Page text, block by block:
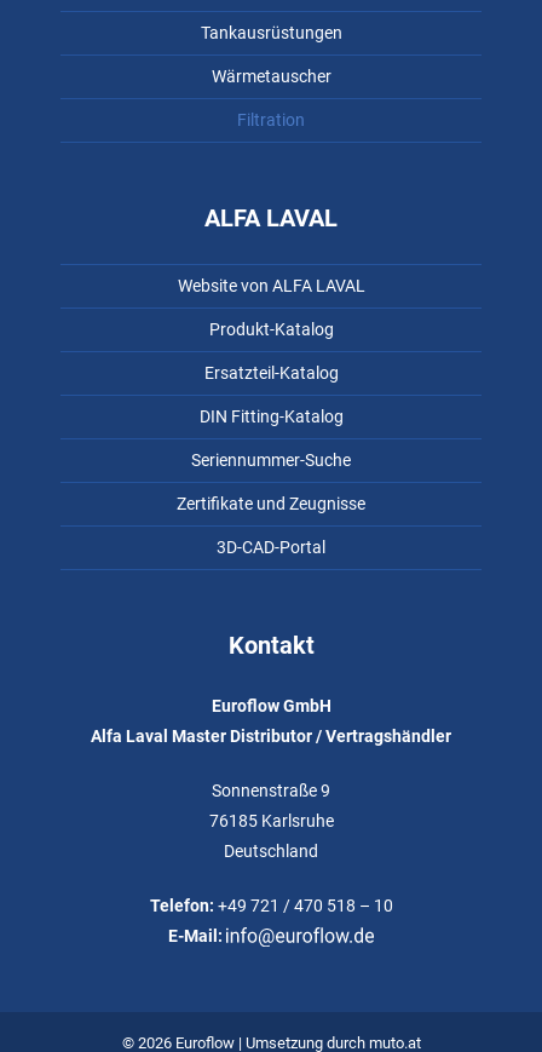
Tankausrüstungen
Wärmetauscher
Filtration
ALFA LAVAL
Website von ALFA LAVAL
Produkt-Katalog
Ersatzteil-Katalog
DIN Fitting-Katalog
Seriennummer-Suche
Zertifikate und Zeugnisse
3D-CAD-Portal
Kontakt
Euroflow GmbH
Alfa Laval Master Distributor / Vertragshändler
Sonnenstraße 9
76185 Karlsruhe
Deutschland
Telefon: +49 721 / 470 518 – 10
E-Mail:
© 2026 Euroflow | Umsetzung durch muto.at